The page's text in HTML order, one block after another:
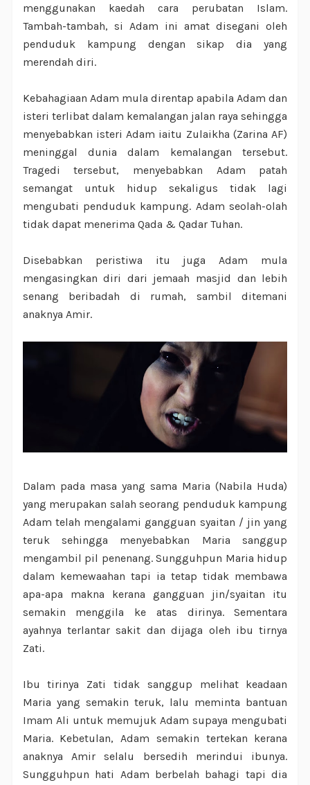
menggunakan kaedah cara perubatan Islam.
Tambah-tambah, si Adam ini amat disegani oleh
penduduk kampung dengan sikap dia yang
merendah diri.
Kebahagiaan Adam mula direntap apabila Adam dan
isteri terlibat dalam kemalangan jalan raya sehingga
menyebabkan isteri Adam iaitu Zulaikha (Zarina AF)
meninggal dunia dalam kemalangan tersebut.
Tragedi tersebut, menyebabkan Adam patah
semangat untuk hidup sekaligus tidak lagi
mengubati penduduk kampung. Adam seolah-olah
tidak dapat menerima Qada & Qadar Tuhan.
Disebabkan peristiwa itu juga Adam mula
mengasingkan diri dari jemaah masjid dan lebih
senang beribadah di rumah, sambil ditemani
anaknya Amir.
Dalam pada masa yang sama Maria (Nabila Huda)
yang merupakan salah seorang penduduk kampung
Adam telah mengalami gangguan syaitan / jin yang
teruk sehingga menyebabkan Maria sanggup
mengambil pil penenang. Sungguhpun Maria hidup
dalam kemewaahan tapi ia tetap tidak membawa
apa-apa makna kerana gangguan jin/syaitan itu
semakin menggila ke atas dirinya. Sementara
ayahnya terlantar sakit dan dijaga oleh ibu tirnya
Zati.
Ibu tirinya Zati tidak sanggup melihat keadaan
Maria yang semakin teruk, lalu meminta bantuan
Imam Ali untuk memujuk Adam supaya mengubati
Maria. Kebetulan, Adam semakin tertekan kerana
anaknya Amir selalu bersedih merindui ibunya.
Sungguhpun hati Adam berbelah bahagi tapi dia